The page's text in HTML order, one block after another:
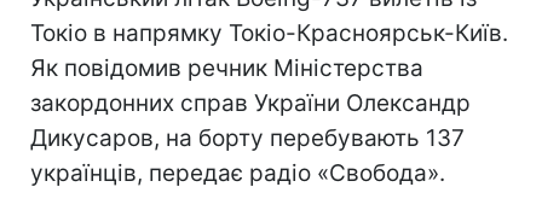
Токіо в напрямку Токіо-Красноярськ-Київ.
Як повідомив речник Міністерства
закордонних справ України Олександр
Дикусаров, на борту перебувають 137
українців, передає радіо «Свобода».